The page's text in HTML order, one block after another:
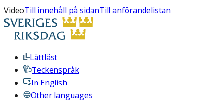
VideoTill innehåll på sidanTill anförandelistan
Lättläst
Teckenspråk
In English
Other languages